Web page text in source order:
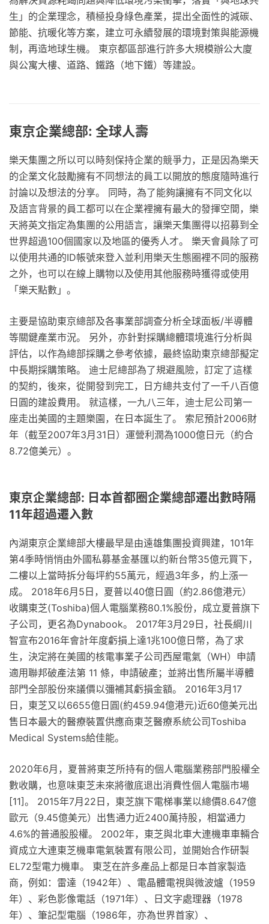
生」的企業理念，積極投身綠色產業，提出全面性的減碳、
節能、抗暖化等方案，建立可永續發展的環境對策與能源機
制，再造地球生機。 東京都區部進行許多大規模辦公大廈
與公寓大樓、道路、鐵路（地下鐵）等建設。
東京企業總部: 全球人壽
樂天集團之所以可以時刻保持企業的競爭力，正是因為樂天
的企業文化鼓勵擁有不同想法的員工以開放的態度隨時進行
討論以及想法的分享。 同時，為了能夠讓擁有不同文化以
及語言背景的員工都可以在企業裡擁有最大的發揮空間，樂
天將英文指定為集團的公用語言，讓樂天集團得以招募到全
世界超過100個國家以及地區的優秀人才。 樂天會員除了可
以使用共通的ID帳號來登入並利用樂天生態圈裡不同的服務
之外，也可以在線上購物以及使用其他服務時獲得或使用
「樂天點數」。
主要是協助東京總部及各事業部調查分析全球面板/半導體
等關鍵產業市況。 另外，亦針對採購總體環境進行分析與
評估，以作為總部採購之參考依據，最終協助東京總部擬定
中長期採購策略。 迪士尼總部為了規避風險，訂定了這樣
的契約，後來，從開發到完工，日方總共支付了一千八百億
日圓的建設費用。 就這樣，一九八三年，迪士尼公司第一
座走出美國的主題樂園，在日本誕生了。 索尼預計2006財
年（截至2007年3月31日）運營利潤為1000億日元（約合
8.72億美元）。
東京企業總部: 日本首都圈企業總部遷出數時隔
11年超過遷入數
內湖東京企業總部大樓最早是由遠雄集團投資興建，101年
第4季時悄悄由外國私募基金基匯以約新台幣35億元買下，
二樓以上當時拆分每坪約55萬元，經過3年多，約上漲一
成。 2018年6月5日，夏普以40億日圓（約2.86億港元）
收購東芝(Toshiba)個人電腦業務80.1%股份，成立夏普旗下
子公司，更名為Dynabook。 2017年3月29日，社長綱川
智宣布2016年會計年度虧損上達1兆100億日幣，為了求
生，決定將在美國的核電事業子公司西屋電氣（WH）申請
適用聯邦破產法第 11 條，申請破產；並將出售所屬半導體
部門全部股份來議價以彌補其虧損金額。 2016年3月17
日，東芝又以6655億日圓(約459.94億港元)近60億美元出
售日本最大的醫療裝置供應商東芝醫療系統公司Toshiba
Medical Systems給佳能。
2020年6月，夏普將東芝所持有的個人電腦業務部門股權全
數收購，也意味東芝未來將徹底退出消費性個人電腦市場
[11]。 2015年7月22日，東芝旗下電梯事業以總價8.647億
歐元（9.45億美元）出售通力近2400萬持股，相當通力
4.6%的普通股股權。 2002年，東芝與北車大連機車車輛合
資成立大連東芝機車電氣裝置有限公司，並開始合作研製
EL72型電力機車。 東芝在許多產品上都是日本首家製造
商，例如：雷達（1942年）、電晶體電視與微波爐（1959
年）、彩色影像電話（1971年）、日文字處理器（1978
年）、筆記型電腦（1986年，亦為世界首家）、